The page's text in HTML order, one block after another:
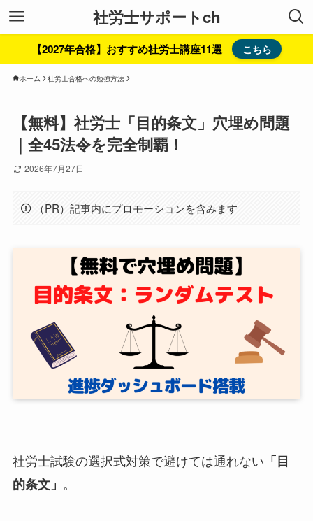
社労士サポートch
【2027年合格】おすすめ社労士講座11選 こちら
ホーム 社労士合格への勉強方法
【無料】社労士「目的条文」穴埋め問題
｜全45法令を完全制覇！
2026年7月27日
（PR）記事内にプロモーションを含みます
社労士試験の選択式対策で避けては通れない 「目
的条文」 。